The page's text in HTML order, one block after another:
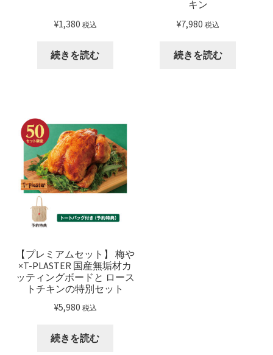
¥1,380 税込
続きを読む
キン
¥7,980 税込
続きを読む
【プレミアムセット】 梅や
×T-PLASTER 国産無垢材カ
ッティングボードと ロース
トチキンの特別セット
¥5,980 税込
続きを読む